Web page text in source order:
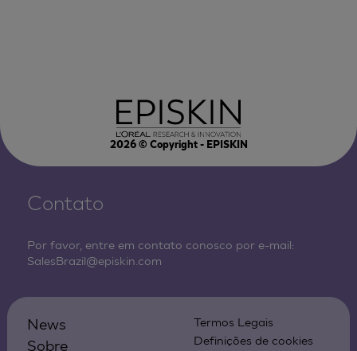
2026© Copyright - EPISKIN
Contato
Por favor, entre em contato conosco por e-mail:
SalesBrazil@episkin.com
News
Sobre
Termos Legais
Definições de cookies